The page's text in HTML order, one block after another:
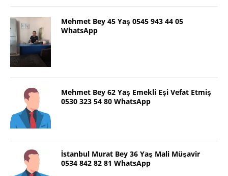
Mehmet Bey 45 Yaş 0545 943 44 05
WhatsApp
Mehmet Bey 62 Yaş Emekli Eşi Vefat Etmiş
0530 323 54 80 WhatsApp
İstanbul Murat Bey 36 Yaş Mali Müşavir
0534 842 82 81 WhatsApp